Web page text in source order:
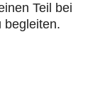
Teil bei
begleiten.